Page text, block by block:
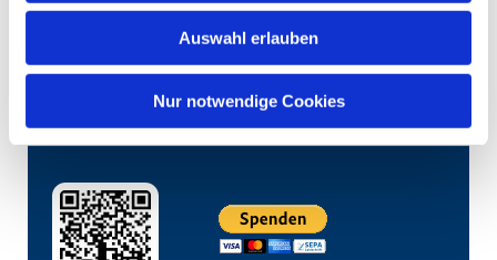
Auswahl erlauben
Nur notwendige Cookies